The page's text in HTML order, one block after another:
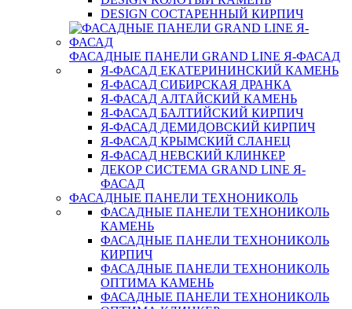
DESIGN СОСТАРЕННЫЙ КИРПИЧ
ФАСАДНЫЕ ПАНЕЛИ GRAND LINE Я-ФАСАД
Я-ФАСАД ЕКАТЕРИНИНСКИЙ КАМЕНЬ
Я-ФАСАД СИБИРСКАЯ ДРАНКА
Я-ФАСАД АЛТАЙСКИЙ КАМЕНЬ
Я-ФАСАД БАЛТИЙСКИЙ КИРПИЧ
Я-ФАСАД ДЕМИДОВСКИЙ КИРПИЧ
Я-ФАСАД КРЫМСКИЙ СЛАНЕЦ
Я-ФАСАД НЕВСКИЙ КЛИНКЕР
ДЕКОР СИСТЕМА GRAND LINE Я-
ФАСАД
ФАСАДНЫЕ ПАНЕЛИ ТЕХНОНИКОЛЬ
ФАСАДНЫЕ ПАНЕЛИ ТЕХНОНИКОЛЬ
КАМЕНЬ
ФАСАДНЫЕ ПАНЕЛИ ТЕХНОНИКОЛЬ
КИРПИЧ
ФАСАДНЫЕ ПАНЕЛИ ТЕХНОНИКОЛЬ
ОПТИМА КАМЕНЬ
ФАСАДНЫЕ ПАНЕЛИ ТЕХНОНИКОЛЬ